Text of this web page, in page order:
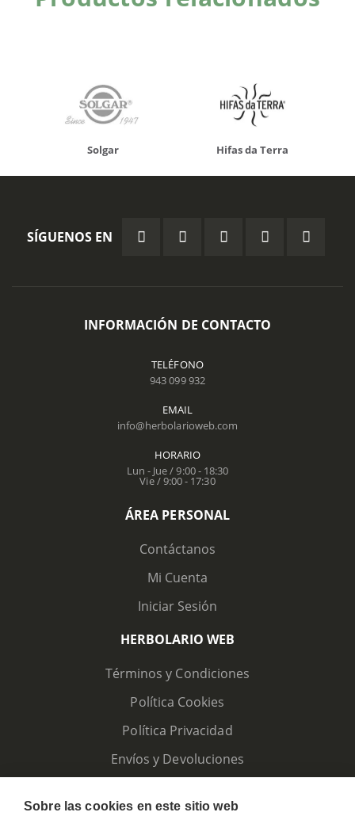
Solgar Hifas da Terra
SÍGUENOS EN
INFORMACIÓN DE CONTACTO
TELÉFONO
943 099 932
EMAIL
info@herbolarioweb.com
HORARIO
Lun - Jue / 9:00 - 18:30
Vie / 9:00 - 17:30
ÁREA PERSONAL
Contáctanos
Mi Cuenta
Iniciar Sesión
HERBOLARIO WEB
Términos y Condiciones
Política Cookies
Política Privacidad
Envíos y Devoluciones
Sobre las cookies en este sitio web